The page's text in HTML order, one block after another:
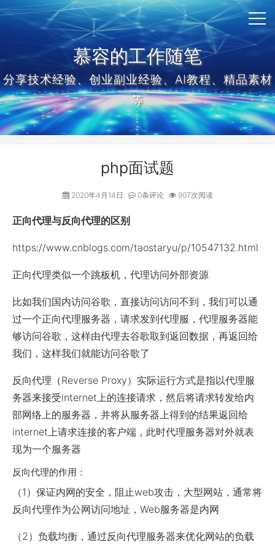
慕容的工作随笔
分享技术经验、创业副业经验、AI教程、精品素材
等
php面试题
2020年4月14日 0条评论 907次阅读
正向代理与反向代理的区别
https://www.cnblogs.com/taostaryu/p/10547132.html
正向代理类似一个跳板机，代理访问外部资源
比如我们国内访问谷歌，直接访问访问不到，我们可以通
过一个正向代理服务器，请求发到代理服，代理服务器能
够访问谷歌，这样由代理去谷歌取到返回数据，再返回给
我们，这样我们就能访问谷歌了
反向代理（Reverse Proxy）实际运行方式是指以代理服
务器来接受internet上的连接请求，然后将请求转发给内
部网络上的服务器，并将从服务器上得到的结果返回给
internet上请求连接的客户端，此时代理服务器对外就表
现为一个服务器
反向代理的作用：
（1）保证内网的安全，阻止web攻击，大型网站，通常将
反向代理作为公网访问地址，Web服务器是内网
（2）负载均衡，通过反向代理服务器来优化网站的负载